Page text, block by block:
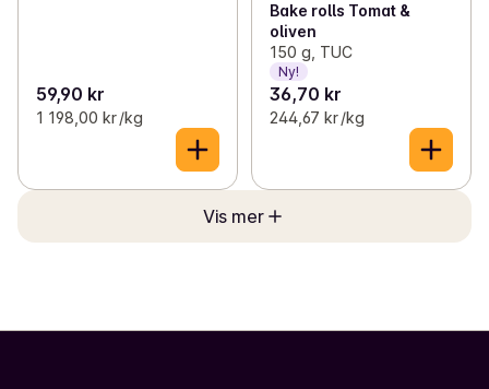
59,90 kr
1 198,00 kr /kg
Bake rolls Tomat &
oliven
150 g, TUC
Ny!
36,70 kr
244,67 kr /kg
Vis mer